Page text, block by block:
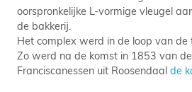
oorspronkelijke L-vormige vleugel
de bakkerij.
Het complex werd in de loop van
Zo werd na de komst in 1853 van
Franciscanessen uit Roosendaal de